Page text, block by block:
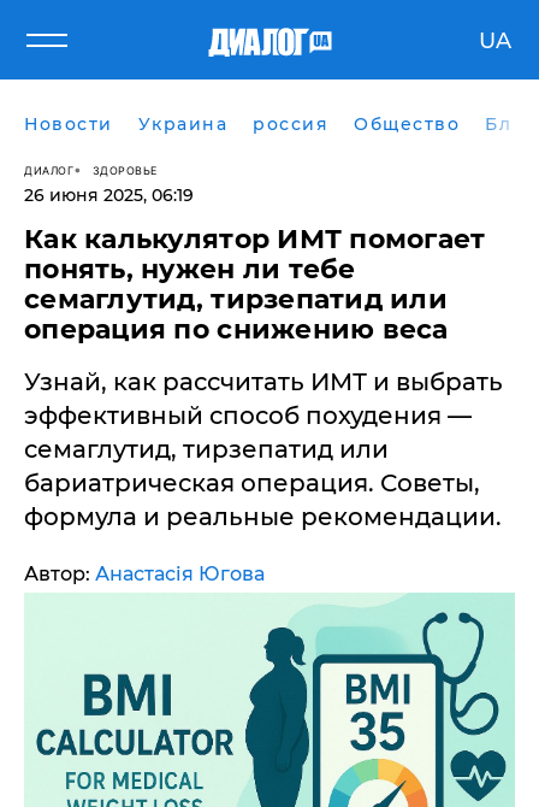
UA
Новости Украина россия Общество
ДИАЛОГ ЗДОРОВЬЕ
26 июня 2025, 06:19
Как калькулятор ИМТ помогает
понять, нужен ли тебе
семаглутид, тирзепатид или
операция по снижению веса
Узнай, как рассчитать ИМТ и выбрать
эффективный способ похудения —
семаглутид, тирзепатид или
бариатрическая операция. Советы,
формула и реальные рекомендации.
Автор: Анастасія Югова